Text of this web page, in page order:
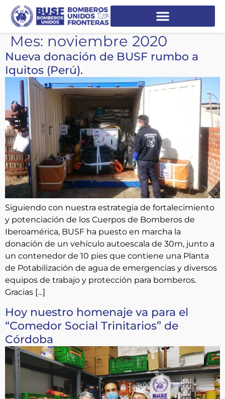
Mes: noviembre 2020
Nueva donación de BUSF rumbo a
Iquitos (Perú).
Siguiendo con nuestra estrategia de fortalecimiento
y potenciación de los Cuerpos de Bomberos de
Iberoamérica, BUSF ha puesto en marcha la
donación de un vehículo autoescala de 30m, junto a
un contenedor de 10 pies que contiene una Planta
de Potabilización de agua de emergencias y diversos
equipos de trabajo y protección para bomberos.
Gracias […]
Hoy nuestro homenaje va para el
“Comedor Social Trinitarios” de
Córdoba